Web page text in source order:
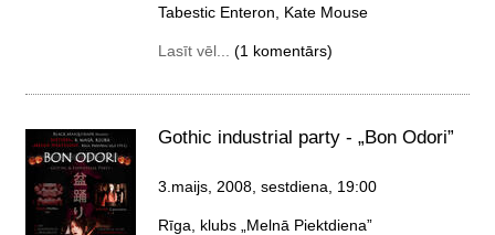
Tabestic Enteron, Kate Mouse
Lasīt vēl... (1 komentārs)
Gothic industrial party - „Bon Odori”
3.maijs, 2008, sestdiena , 19:00
Rīga, klubs „Melnā Piektdiena”